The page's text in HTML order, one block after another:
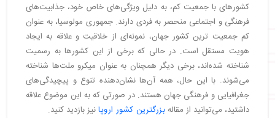
کشورهای با جمعیت کم، به دلیل ویژگی‌های خاص خود، جذابیت‌های
فرهنگی و اجتماعی منحصر به فردی دارند. جمهوری مولوسیا، به عنوان
کم جمعیت ترین کشور جهان، نمونه‌ای از خلاقیت و علاقه به ایجاد
هویت مستقل است. در حالی که برخی از این کشورها به رسمیت
شناخته شده‌اند، برخی دیگر همچنان به عنوان میکرو ملت‌ها شناخته
می‌شوند. با این حال، همه آن‌ها نشان‌دهنده تنوع و پیچیدگی‌های
جغرافیایی و فرهنگی جهان هستند. در صورتی که به این موضوع علاقه
داشتید، می‌توانید از مقالهبزرگترین کشور اروپانیز بازدید کنید.